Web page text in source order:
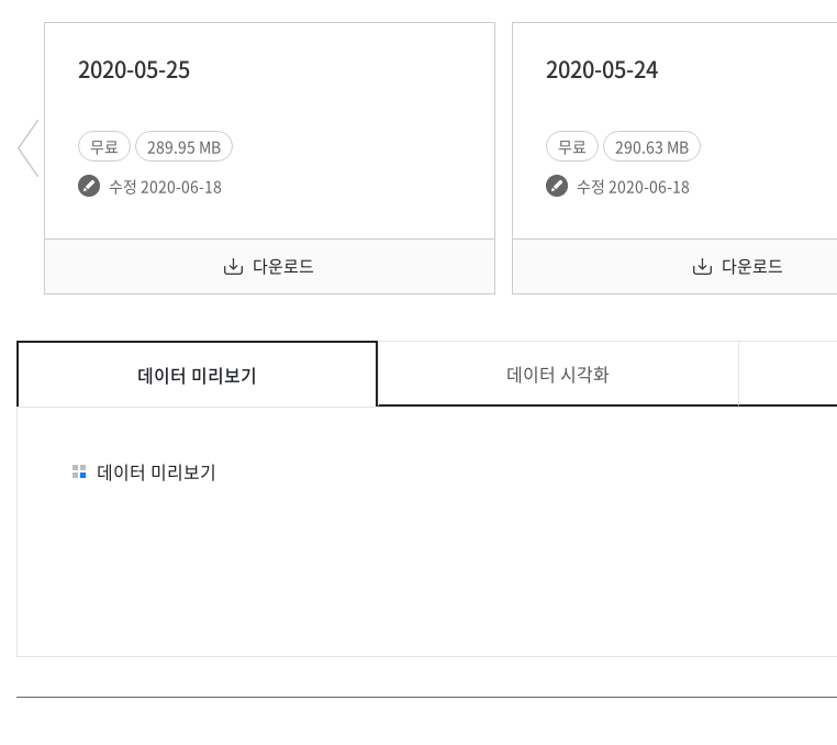
2020-05-25
무료
289.95 MB
수정 2020-06-18
다운로드
2020-05-24
무료
290.63 MB
수정 2020-06-18
다운로드
데이터 미리보기 데이터 시각화
데이터 미리보기